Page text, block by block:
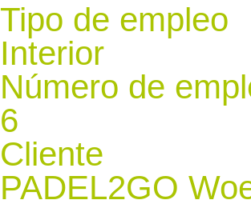
Tipo de empleo
Interior
Número de
6
Cliente
PADEL2GO